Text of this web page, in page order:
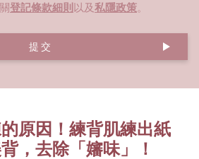
登記條款細則 以及私隱政策。
提交
原因！練背肌練出紙
，去除「嬸味」！